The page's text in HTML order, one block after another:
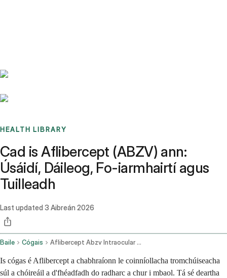
HEALTH LIBRARY
Cad is Aflibercept (ABZV) ann:
Úsáidí, Dáileog, Fo-iarmhairtí agus
Tuilleadh
Last updated 3 Aibreán 2026
Baile Cógais Aflibercept Abzv Intraocular Route
Is cógas é Aflibercept a chabhraíonn le coinníollacha tromchúiseacha
súl a chóireáil a d'fhéadfadh do radharc a chur i mbaol. Tá sé deartha